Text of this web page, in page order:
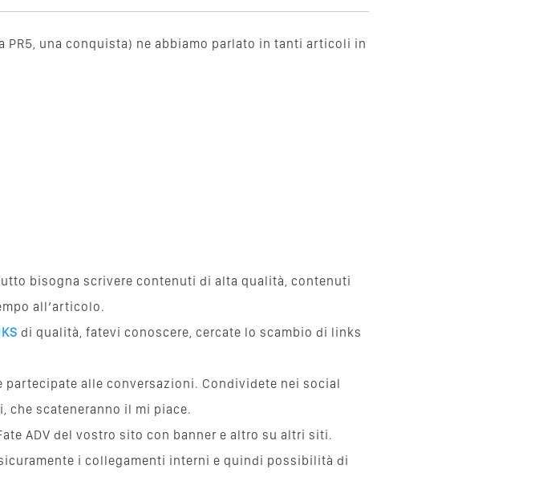
PR5, una conquista) ne abbiamo parlato in tanti articoli in
bisogna scrivere contenuti di alta qualità, contenuti
all’articolo.
di qualità, fatevi conoscere, cercate lo scambio di links
alle conversazioni. Condividete nei social
che scateneranno il mi piace.
ADV del vostro sito con banner e altro su altri siti.
i collegamenti interni e quindi possibilità di